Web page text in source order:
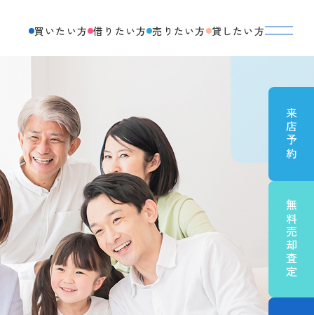
買いたい方 借りたい方 売りたい方 貸したい方
来店予約
無料売却査定